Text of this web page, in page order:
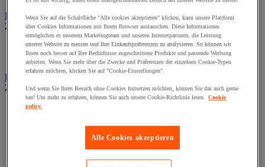
Elektrowerkzeug
Zur gesamten Produktgruppe
Elektrowerkzeug mit Kabel
Kabelloses Elektrowerkzeug
Kleben und Abdichten
Zur gesamten Produktgruppe
Industrie- und Wartungskleber
Klebstoff und Dichtmasse zur Isolierung, Schalldämmung
Oberflächenbehandlung- und Reinigung
Zubehör zum Kleben und Abdichten
Wenn Sie auf die Schaltfläche "Alle cookies akzeptieren" klicken, kann unsere Plattform
über Cookies Informationen mit Ihrem Browser austauschen. Diese Informationen
ermöglichen es unserem Marketingteam und unseren Internetpartnern, die Leistung
unserer Website zu messen und Ihre Einkaufspräferenzen zu analysieren. So können wir
Ihnen noch besser auf Ihre Bedürfnisse zugeschnittene Produkte und passende Werbung
anbieten. Wenn Sie mehr über die Zwecke und Präferenzen der einzelnen Cookie-Typen
erfahren möchten, klicken Sie auf "Cookie-Einstellungen".
Und wenn Sie Ihren Besuch ohne Cookies fortsetzen möchten, können Sie das auch gerne
tun! Um mehr zu erfahren, können Sie auch unsere Cookie-Richtlinie lesen. Cookie
policy.
Alle Cookies akzeptieren